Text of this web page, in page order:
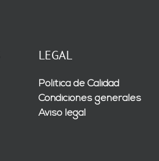
LEGAL
Política de Calidad
Condiciones generales
Aviso legal